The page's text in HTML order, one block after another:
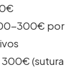
300€ por
(sutura